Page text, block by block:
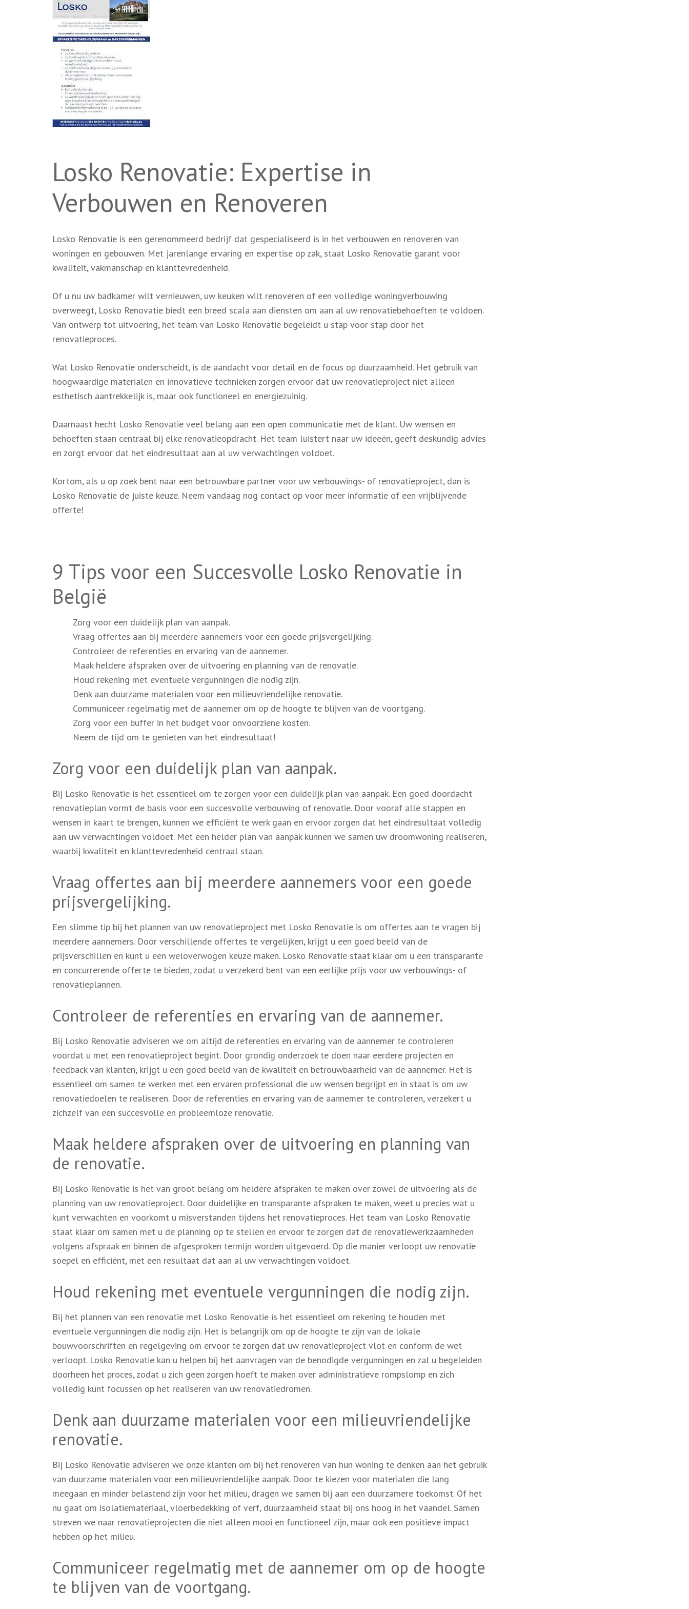
Losko Renovatie: Expertise in
Verbouwen en Renoveren
Losko Renovatie is een gerenommeerd bedrijf dat gespecialiseerd is in het verbouwen en renoveren van
woningen en gebouwen. Met jarenlange ervaring en expertise op zak, staat Losko Renovatie garant voor
kwaliteit, vakmanschap en klanttevredenheid.
Of u nu uw badkamer wilt vernieuwen, uw keuken wilt renoveren of een volledige woningverbouwing
overweegt, Losko Renovatie biedt een breed scala aan diensten om aan al uw renovatiebehoeften te voldoen.
Van ontwerp tot uitvoering, het team van Losko Renovatie begeleidt u stap voor stap door het
renovatieproces.
Wat Losko Renovatie onderscheidt, is de aandacht voor detail en de focus op duurzaamheid. Het gebruik van
hoogwaardige materialen en innovatieve technieken zorgen ervoor dat uw renovatieproject niet alleen
esthetisch aantrekkelijk is, maar ook functioneel en energiezuinig.
Daarnaast hecht Losko Renovatie veel belang aan een open communicatie met de klant. Uw wensen en
behoeften staan centraal bij elke renovatieopdracht. Het team luistert naar uw ideeën, geeft deskundig advies
en zorgt ervoor dat het eindresultaat aan al uw verwachtingen voldoet.
Kortom, als u op zoek bent naar een betrouwbare partner voor uw verbouwings- of renovatieproject, dan is
Losko Renovatie de juiste keuze. Neem vandaag nog contact op voor meer informatie of een vrijblijvende
offerte!
9 Tips voor een Succesvolle Losko Renovatie in
België
Zorg voor een duidelijk plan van aanpak.
Vraag offertes aan bij meerdere aannemers voor een goede prijsvergelijking.
Controleer de referenties en ervaring van de aannemer.
Maak heldere afspraken over de uitvoering en planning van de renovatie.
Houd rekening met eventuele vergunningen die nodig zijn.
Denk aan duurzame materialen voor een milieuvriendelijke renovatie.
Communiceer regelmatig met de aannemer om op de hoogte te blijven van de voortgang.
Zorg voor een buffer in het budget voor onvoorziene kosten.
Neem de tijd om te genieten van het eindresultaat!
Zorg voor een duidelijk plan van aanpak.
Bij Losko Renovatie is het essentieel om te zorgen voor een duidelijk plan van aanpak. Een goed doordacht
renovatieplan vormt de basis voor een succesvolle verbouwing of renovatie. Door vooraf alle stappen en
wensen in kaart te brengen, kunnen we efficiënt te werk gaan en ervoor zorgen dat het eindresultaat volledig
aan uw verwachtingen voldoet. Met een helder plan van aanpak kunnen we samen uw droomwoning realiseren,
waarbij kwaliteit en klanttevredenheid centraal staan.
Vraag offertes aan bij meerdere aannemers voor een goede
prijsvergelijking.
Een slimme tip bij het plannen van uw renovatieproject met Losko Renovatie is om offertes aan te vragen bij
meerdere aannemers. Door verschillende offertes te vergelijken, krijgt u een goed beeld van de
prijsverschillen en kunt u een weloverwogen keuze maken. Losko Renovatie staat klaar om u een transparante
en concurrerende offerte te bieden, zodat u verzekerd bent van een eerlijke prijs voor uw verbouwings- of
renovatieplannen.
Controleer de referenties en ervaring van de aannemer.
Bij Losko Renovatie adviseren we om altijd de referenties en ervaring van de aannemer te controleren
voordat u met een renovatieproject begint. Door grondig onderzoek te doen naar eerdere projecten en
feedback van klanten, krijgt u een goed beeld van de kwaliteit en betrouwbaarheid van de aannemer. Het is
essentieel om samen te werken met een ervaren professional die uw wensen begrijpt en in staat is om uw
renovatiedoelen te realiseren. Door de referenties en ervaring van de aannemer te controleren, verzekert u
zichzelf van een succesvolle en probleemloze renovatie.
Maak heldere afspraken over de uitvoering en planning van
de renovatie.
Bij Losko Renovatie is het van groot belang om heldere afspraken te maken over zowel de uitvoering als de
planning van uw renovatieproject. Door duidelijke en transparante afspraken te maken, weet u precies wat u
kunt verwachten en voorkomt u misverstanden tijdens het renovatieproces. Het team van Losko Renovatie
staat klaar om samen met u de planning op te stellen en ervoor te zorgen dat de renovatiewerkzaamheden
volgens afspraak en binnen de afgesproken termijn worden uitgevoerd. Op die manier verloopt uw renovatie
soepel en efficiënt, met een resultaat dat aan al uw verwachtingen voldoet.
Houd rekening met eventuele vergunningen die nodig zijn.
Bij het plannen van een renovatie met Losko Renovatie is het essentieel om rekening te houden met
eventuele vergunningen die nodig zijn. Het is belangrijk om op de hoogte te zijn van de lokale
bouwvoorschriften en regelgeving om ervoor te zorgen dat uw renovatieproject vlot en conform de wet
verloopt. Losko Renovatie kan u helpen bij het aanvragen van de benodigde vergunningen en zal u begeleiden
doorheen het proces, zodat u zich geen zorgen hoeft te maken over administratieve rompslomp en zich
volledig kunt focussen op het realiseren van uw renovatiedromen.
Denk aan duurzame materialen voor een milieuvriendelijke
renovatie.
Bij Losko Renovatie adviseren we onze klanten om bij het renoveren van hun woning te denken aan het gebruik
van duurzame materialen voor een milieuvriendelijke aanpak. Door te kiezen voor materialen die lang
meegaan en minder belastend zijn voor het milieu, dragen we samen bij aan een duurzamere toekomst. Of het
nu gaat om isolatiemateriaal, vloerbedekking of verf, duurzaamheid staat bij ons hoog in het vaandel. Samen
streven we naar renovatieprojecten die niet alleen mooi en functioneel zijn, maar ook een positieve impact
hebben op het milieu.
Communiceer regelmatig met de aannemer om op de hoogte
te blijven van de voortgang.